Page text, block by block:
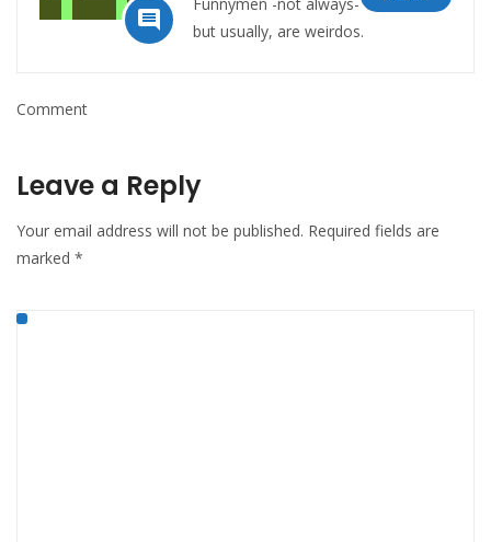

but usually, are weirdos.
Comment
Leave a Reply
Your email address will not be published. Required fields are
marked *